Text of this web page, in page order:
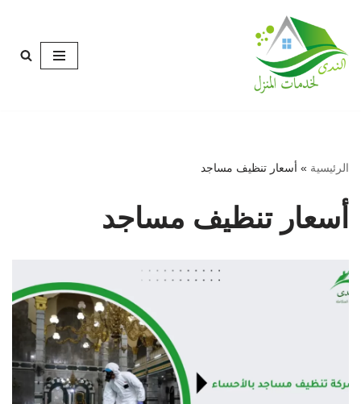
تخطى
إلى
المحتوى
الرئيسية » أسعار تنظيف مساجد
أسعار تنظيف مساجد